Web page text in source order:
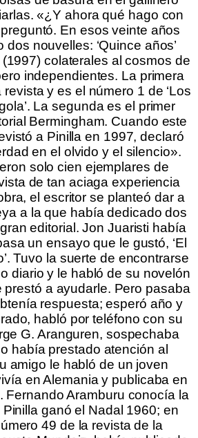
«¿Y ahora qué hago con
En esos veinte años
dos nouvelles: ‘Quince años’
(1997) colaterales al cosmos de
independientes. La primera
y es el número 1 de ‘Los
La segunda es el primer
Bermingham. Cuando este
a Pinilla en 1997, declaró
en el olvido y el silencio».
solo cien ejemplares de
vista de tan aciaga experiencia
el escritor se planteó dar a
a la que había dedicado dos
editorial. Jon Juaristi había
un ensayo que le gustó, ‘El
Tuvo la suerte de encontrarse
diario y le habló de su novelón
prestó a ayudarle. Pero pasaba
respuesta; esperó año y
habló por teléfono con su
G. Aranguren, sospechaba
había prestado atención al
amigo le habló de un joven
en Alemania y publicaba en
Fernando Aramburu conocía la
ganó el Nadal 1960; en
49 de la revista de la